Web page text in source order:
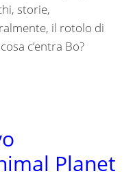
storie,
il rotolo di
c’entra Bo?
Planet